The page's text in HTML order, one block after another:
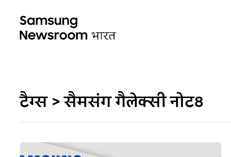
टैग्स > सैमसंग गैलेक्सी नोट8